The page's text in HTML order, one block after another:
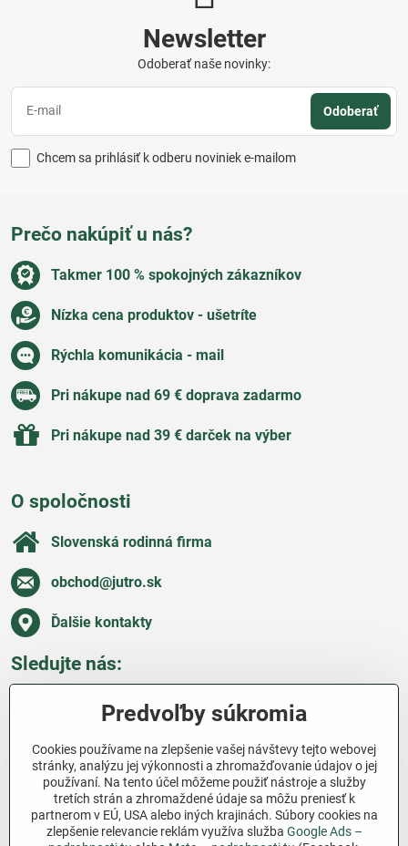
Newsletter
Odoberať naše novinky:
Odoberať
Chcem sa prihlásiť k odberu noviniek e-mailom
Prečo nakúpiť u nás?
Takmer 100 % spokojných zákazníkov
Nízka cena produktov - ušetríte
Rýchla komunikácia - mail
Pri nákupe nad 69 € doprava zadarmo
Pri nákupe nad 39 € darček na výber
O spoločnosti
Slovenská rodinná firma
obchod​@jutro​.sk
Ďalšie kontakty
Sledujte nás:
Všetko o nákupe
Ďakujeme za podporu
Sme slovenský e-shop bez dotácií​. Fungujeme len
Predvoľby súkromia
Cookies používame na zlepšenie vašej návštevy tejto webovej
stránky, analýzu jej výkonnosti a zhromažďovanie údajov o jej
používaní. Na tento účel môžeme použiť nástroje a služby
tretích strán a zhromaždené údaje sa môžu preniesť k
partnerom v EÚ, USA alebo iných krajinách. Súbory cookies na
zlepšenie relevancie reklám využíva služba Google Ads –